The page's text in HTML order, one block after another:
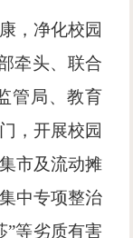
，净化校园
牵头、联合
管局、教育
，开展校园
市及流动摊
中专项整治
”等劣质有害